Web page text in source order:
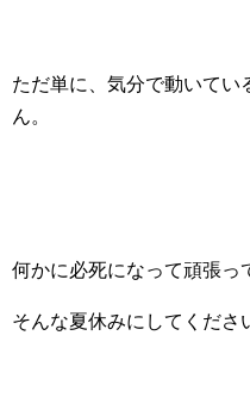
ただ単に、気分で動いてい
ん。
何かに必死になって頑張っ
そんな夏休みにしてくださ